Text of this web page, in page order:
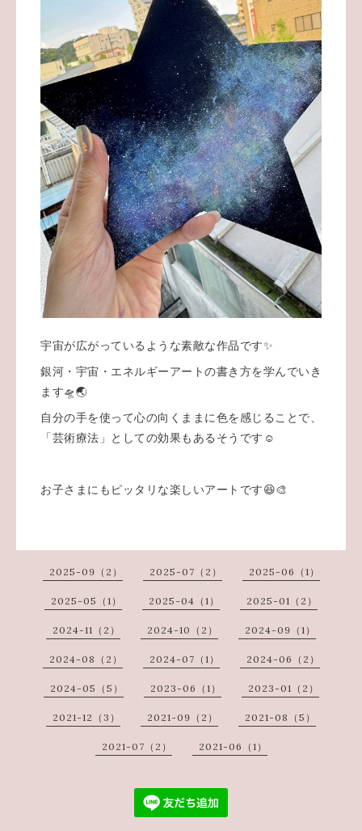
宇宙が広がっているような素敵な作品です✨
銀河・宇宙・エネルギーアートの書き方を学んでいき
ます🛸🌏
自分の手を使って心の向くままに色を感じることで、
「芸術療法」としての効果もあるそうです☺️
お子さまにもピッタリな楽しいアートです😆🎨
2025-09（2） 2025-07（2） 2025-06（1）
2025-05（1） 2025-04（1） 2025-01（2）
2024-11（2） 2024-10（2） 2024-09（1）
2024-08（2） 2024-07（1） 2024-06（2）
2024-05（5） 2023-06（1） 2023-01（2）
2021-12（3） 2021-09（2） 2021-08（5）
2021-07（2） 2021-06（1）